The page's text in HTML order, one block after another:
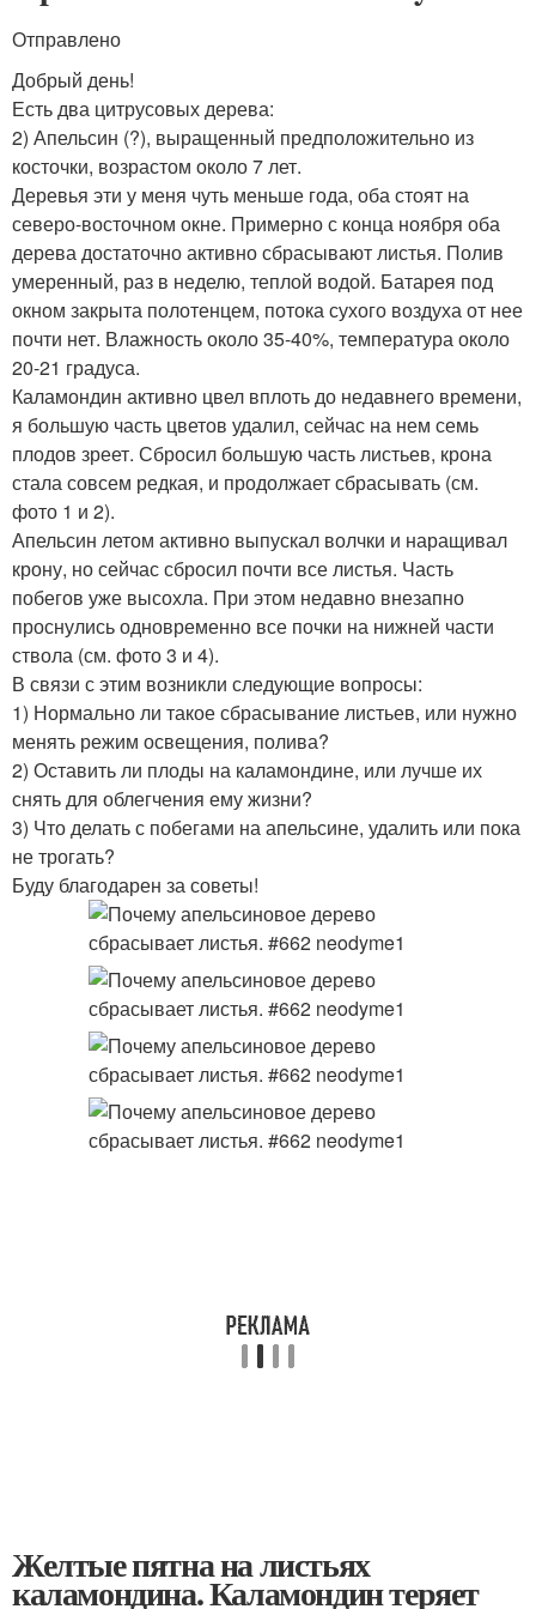
Отправлено
Добрый день!
Есть два цитрусовых дерева:
2) Апельсин (?), выращенный предположительно из
косточки, возрастом около 7 лет.
Деревья эти у меня чуть меньше года, оба стоят на
северо-восточном окне. Примерно с конца ноября оба
дерева достаточно активно сбрасывают листья. Полив
умеренный, раз в неделю, теплой водой. Батарея под
окном закрыта полотенцем, потока сухого воздуха от нее
почти нет. Влажность около 35-40%, температура около
20-21 градуса.
Каламондин активно цвел вплоть до недавнего времени,
я большую часть цветов удалил, сейчас на нем семь
плодов зреет. Сбросил большую часть листьев, крона
стала совсем редкая, и продолжает сбрасывать (см.
фото 1 и 2).
Апельсин летом активно выпускал волчки и наращивал
крону, но сейчас сбросил почти все листья. Часть
побегов уже высохла. При этом недавно внезапно
проснулись одновременно все почки на нижней части
ствола (см. фото 3 и 4).
В связи с этим возникли следующие вопросы:
1) Нормально ли такое сбрасывание листьев, или нужно
менять режим освещения, полива?
2) Оставить ли плоды на каламондине, или лучше их
снять для облегчения ему жизни?
3) Что делать с побегами на апельсине, удалить или пока
не трогать?
Буду благодарен за советы!
Желтые пятна на листьях
каламондина. Каламондин теряет